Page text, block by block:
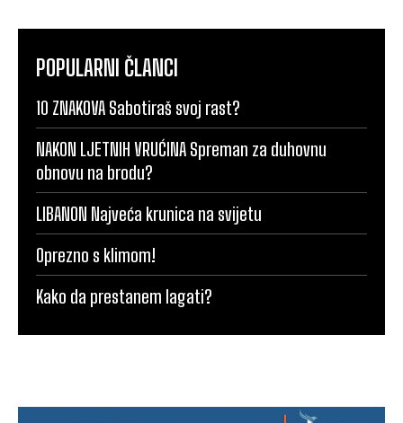
POPULARNI ČLANCI
10 ZNAKOVA Sabotiraš svoj rast?
NAKON LJETNIH VRUĆINA Spreman za duhovnu
obnovu na brodu?
LIBANON Najveća krunica na svijetu
Oprezno s klimom!
Kako da prestanem lagati?